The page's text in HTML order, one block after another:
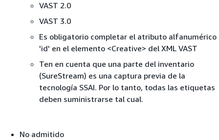
VAST 2.0
VAST 3.0
Es obligatorio completar el atributo alfanumérico
'id' en el elemento <Creative> del XML VAST
Ten en cuenta que una parte del inventario
(SureStream) es una captura previa de la
tecnología SSAI. Por lo tanto, todas las etiquetas
deben suministrarse tal cual.
No admitido